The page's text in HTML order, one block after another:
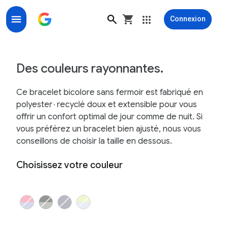
Connexion
Des couleurs rayonnantes.
Ce bracelet bicolore sans fermoir est fabriqué en
polyester , recyclé doux et extensible pour vous
offrir un confort optimal de jour comme de nuit. Si
vous préférez un bracelet bien ajusté, nous vous
conseillons de choisir la taille en dessous.
Choisissez votre couleur